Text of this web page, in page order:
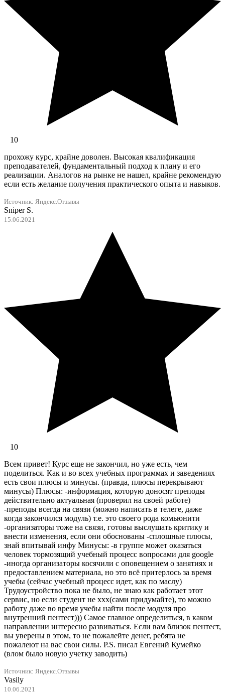
10
прохожу курс, крайне доволен. Высокая квалификация
преподавателей, фундаментальный подход к плану и его
реализации. Аналогов на рынке не нашел, крайне рекомендую
если есть желание получения практического опыта и навыков.
Источник: Яндекс.Отзывы
Sniper S.
15.06.2021
10
Всем привет! Курс еще не закончил, но уже есть, чем
поделиться. Как и во всех учебных программах и заведениях
есть свои плюсы и минусы. (правда, плюсы перекрывают
минусы) Плюсы: -информация, которую доносят преподы
действительно актуальная (проверил на своей работе)
-преподы всегда на связи (можно написать в телеге, даже
когда закончился модуль) т.е. это своего рода комьюнити
-организаторы тоже на связи, готовы выслушать критику и
внести изменения, если они обоснованы -сплошные плюсы,
знай впитывай инфу Минусы: -в группе может оказаться
человек тормозящий учебный процесс вопросами для google
-иногда организаторы косячили с оповещением о занятиях и
предоставлением материала, но это всё притерлось за время
учебы (сейчас учебный процесс идет, как по маслу)
Трудоустройство пока не было, не знаю как работает этот
сервис, но если студент не ххх(сами придумайте), то можно
работу даже во время учебы найти после модуля про
внутренний пентест))) Самое главное определиться, в каком
направлении интересно развиваться. Если вам близок пентест,
вы уверены в этом, то не пожалейте денег, ребята не
пожалеют на вас свои силы. P.S. писал Евгений Кумейко
(влом было новую учетку заводить)
Источник: Яндекс.Отзывы
Vasily
10.06.2021